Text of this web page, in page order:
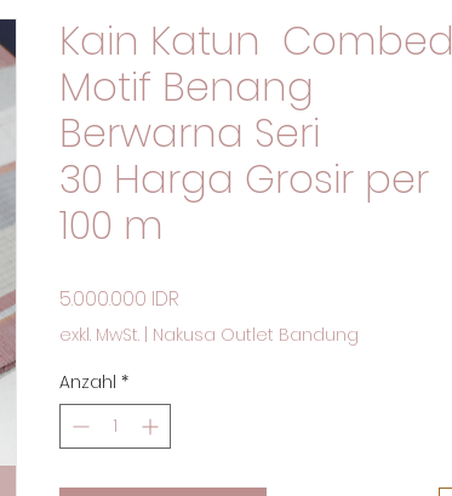
Kain Katun Combed
Motif Benang
Berwarna Seri
30 Harga Grosir per
100 m
5.000.000 IDR
exkl. MwSt. Nakusa Outlet Bandung
Anzahl *